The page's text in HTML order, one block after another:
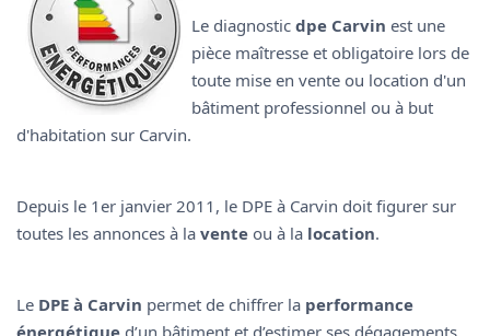
Le diagnostic dpe Carvin est une
pièce maîtresse et obligatoire lors de
toute mise en vente ou location d'un
bâtiment professionnel ou à but
d'habitation sur Carvin.
Depuis le 1er janvier 2011, le DPE à Carvin doit figurer sur
toutes les annonces à la vente ou à la location.
Le DPE à Carvin permet de chiffrer la performance
énergétique d’un bâtiment et d’estimer ses dégagements